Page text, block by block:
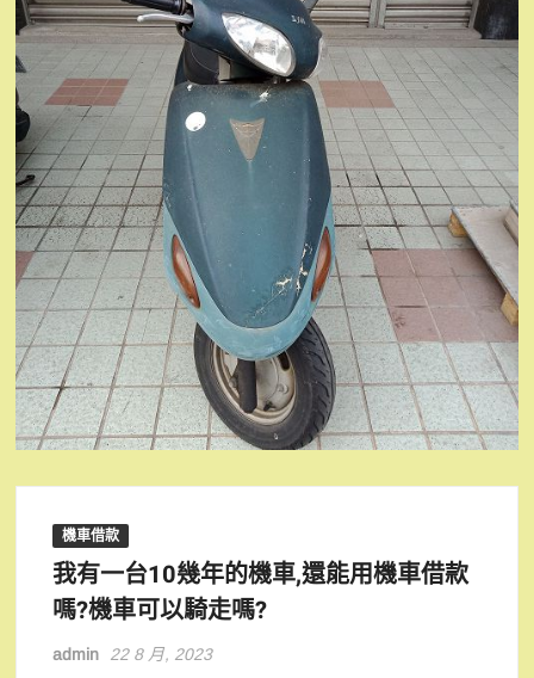
機車借款
我有一台10幾年的機車,還能用機車借款
嗎?機車可以騎走嗎?
admin 22 8 月, 2023